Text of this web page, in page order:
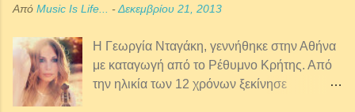
Από Music Is Life... -Δεκεμβρίου 21, 2013
Η Γεωργία Νταγάκη, γεννήθηκε στην Αθήνα
με καταγωγή από τo Ρέθυμνο Κρήτης. Από
την ηλικία των 12 χρόνων ξεκίνησε